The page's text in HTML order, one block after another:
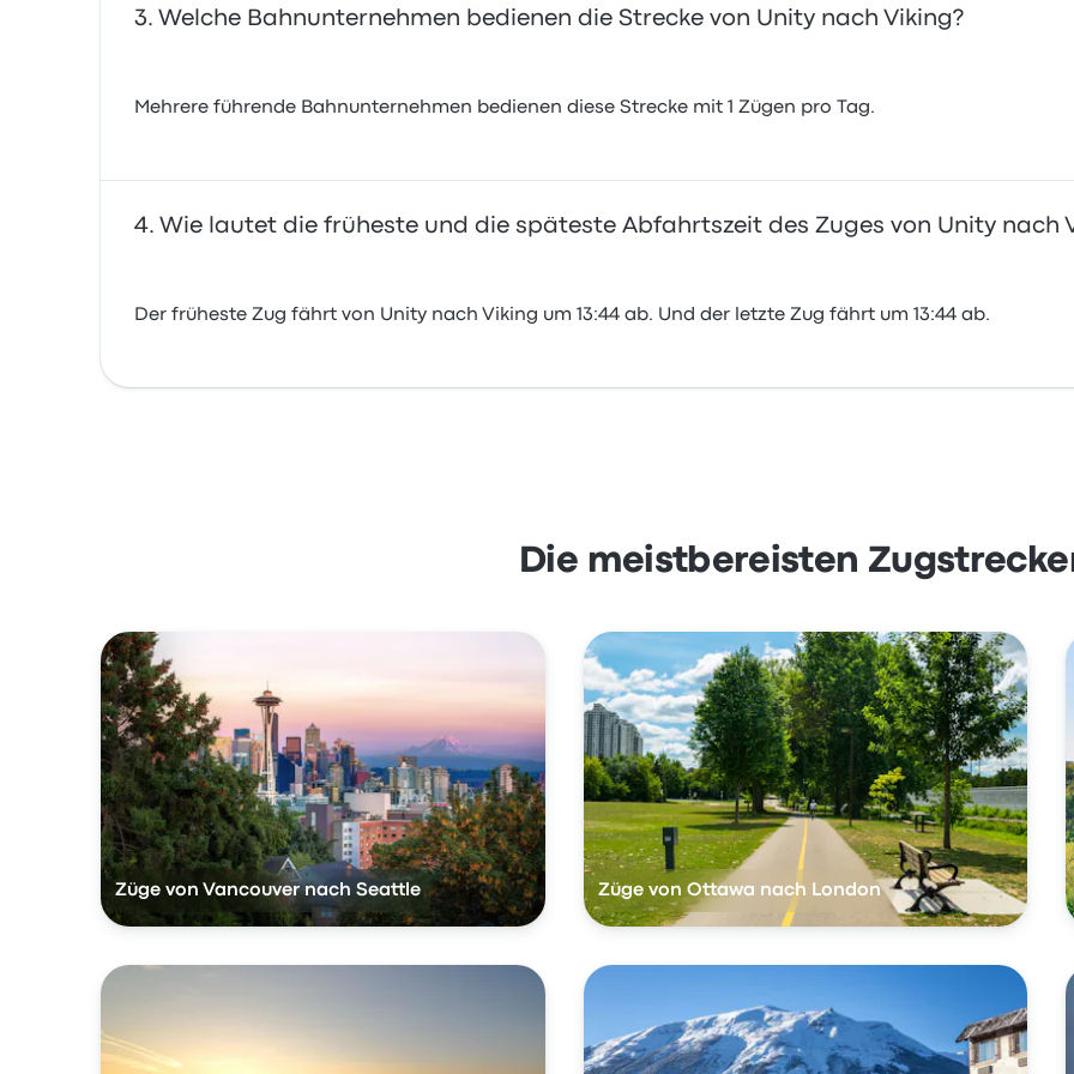
Welche Bahnunternehmen bedienen die Strecke von Unity nach Viking?
Mehrere führende Bahnunternehmen bedienen diese Strecke mit 1 Zügen pro Tag.
Wie lautet die früheste und die späteste Abfahrtszeit des Zuges von Unity nach
Der früheste Zug fährt von Unity nach Viking um 13:44 ab. Und der letzte Zug fährt um 13:44 ab.
Die meistbereisten
Züge von Vancouver nach Seattle Züge von Ottawa nach London